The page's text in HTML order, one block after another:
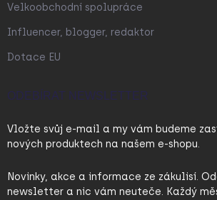
Velkoobchodní spolupráce
Influencer, blogger, redaktor
Dotace EU
ODEBÍRAT NEWSLETTER
Vložte svůj e-mail a my vám budeme
nových produktech na našem e-shopu.
Novinky, akce a informace ze zákulisí.
newsletter a nic vám neuteče. Každý